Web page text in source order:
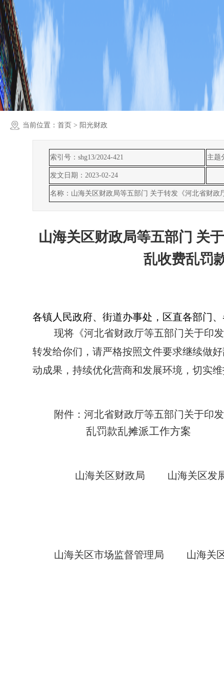
当前位置： 首页 > 阳光财政
索引号：shg13/2024-421 主题
发文日期：2023-02-24
名称：山海关区财政局等五部门 关于转发《河北省财
山海关区财政局等五部门 关
乱收费乱罚
各镇人民政府、街道办事处，区直各部门
现将《河北省财政厅等五部门关于印发
转发给你们，请严格按照文件要求继续做
动成果，持续优化营商和发展环境，切实
附件：河北省财政厅等五部门关于印发
乱罚款乱摊派工作方案
山海关区财政局 山海关区发
山海关区市场监督管理局 山海关